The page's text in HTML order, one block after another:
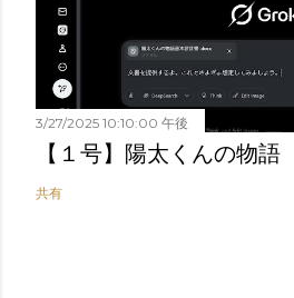
3/27/2025 10:10:00 午後
【１号】陽太くんの物
共有